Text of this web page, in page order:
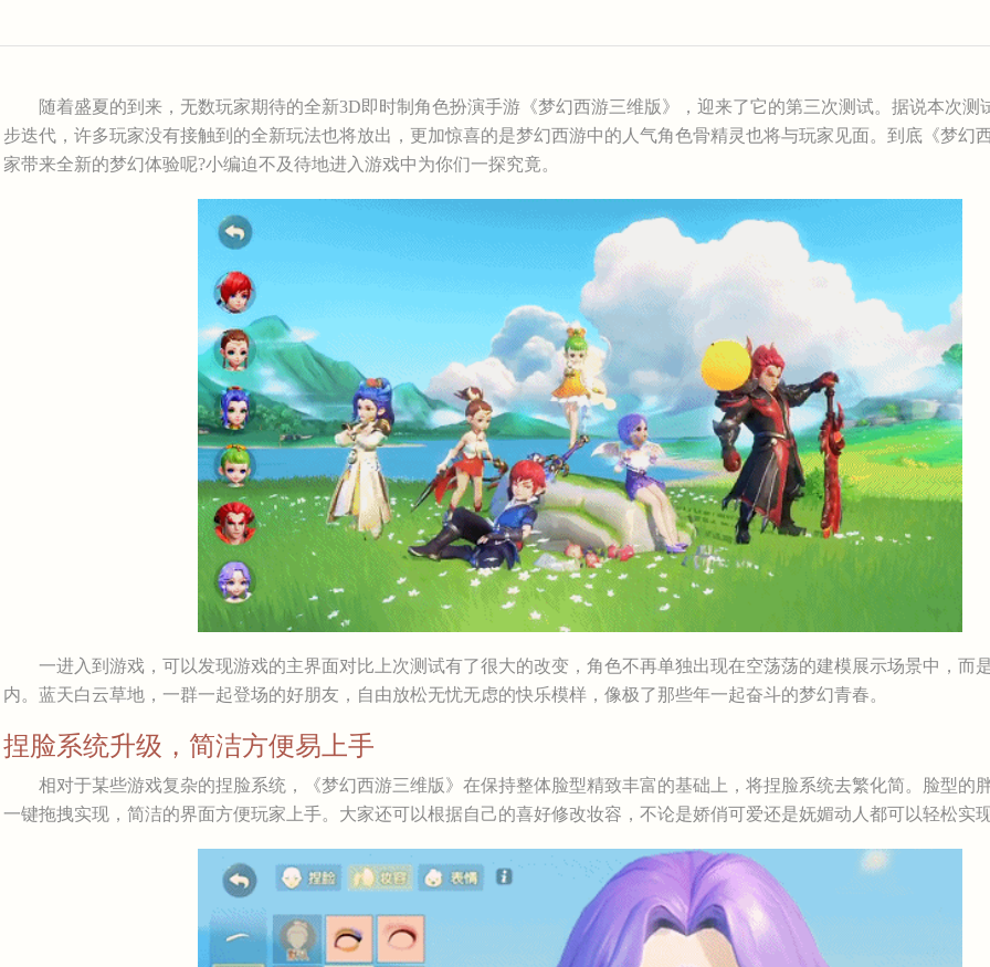
随着盛夏的到来，无数玩家期待的全新3D即时制角色扮演手游《梦幻西游三维版》，迎来了它的第三次测试。据说本次测
步迭代，许多玩家没有接触到的全新玩法也将放出，更加惊喜的是梦幻西游中的人气角色骨精灵也将与玩家见面。到底《梦幻
家带来全新的梦幻体验呢?小编迫不及待地进入游戏中为你们一探究竟。
一进入到游戏，可以发现游戏的主界面对比上次测试有了很大的改变，角色不再单独出现在空荡荡的建模展示场景中，而
内。蓝天白云草地，一群一起登场的好朋友，自由放松无忧无虑的快乐模样，像极了那些年一起奋斗的梦幻青春。
捏脸系统升级，简洁方便易上手
相对于某些游戏复杂的捏脸系统，《梦幻西游三维版》在保持整体脸型精致丰富的基础上，将捏脸系统去繁化简。脸型的
一键拖拽实现，简洁的界面方便玩家上手。大家还可以根据自己的喜好修改妆容，不论是娇俏可爱还是妩媚动人都可以轻松实